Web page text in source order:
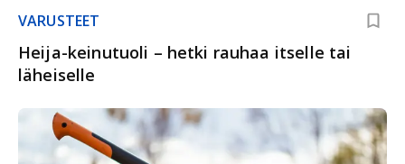
VARUSTEET
Heija-keinutuoli – hetki rauhaa itselle tai
läheiselle